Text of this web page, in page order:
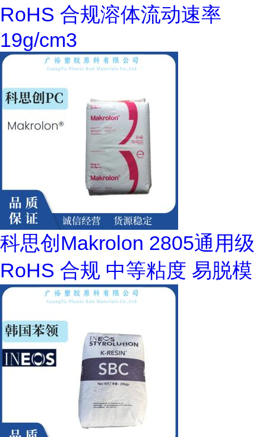
RoHS 合规溶体流动速率
19g/cm3
科思创Makrolon 2805通用级
RoHS 合规 中等粘度 易脱模